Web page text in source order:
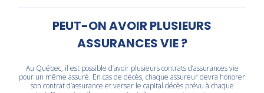
PEUT-ON AVOIR PLUSIEURS
ASSURANCES VIE ?
Au Québec, il est possible d’avoir plusieurs contrats d’assurances vie
pour un même assuré. En cas de décès, chaque assureur devra honorer
son contrat d’assurance et verser le capital décès prévu à chaque